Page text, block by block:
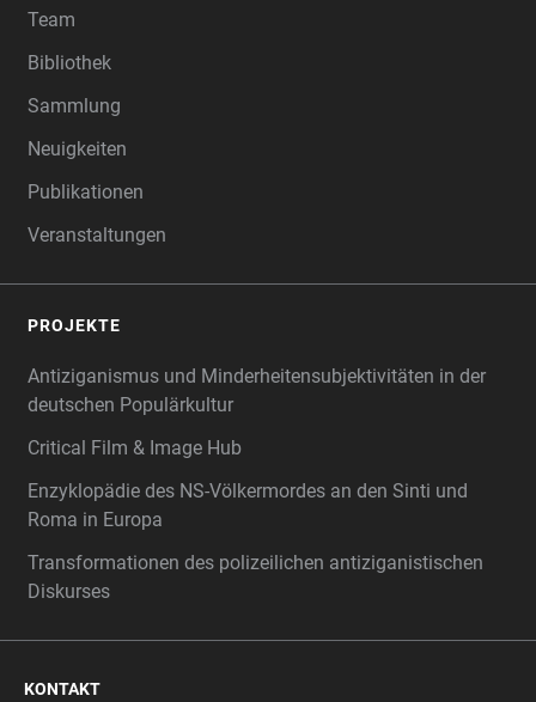
Team
Bibliothek
Sammlung
Neuigkeiten
Publikationen
Veranstaltungen
PROJEKTE
Antiziganismus und Minderheitensubjektivitäten in der
deutschen Populärkultur
Critical Film & Image Hub
Enzyklopädie des NS-Völkermordes an den Sinti und
Roma in Europa
Transformationen des polizeilichen antiziganistischen
Diskurses
KONTAKT